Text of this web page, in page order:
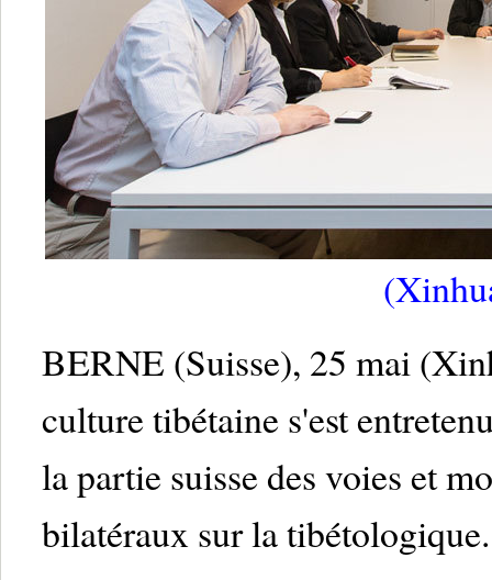
BERNE (Suisse), 25 mai
culture tibétaine s'est
la partie suisse des voies et
bilatéraux sur la tibétologique.